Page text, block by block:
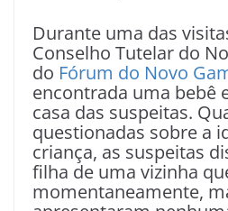
Durante uma das
Conselho Tutelar do
do Fórum do Novo
encontrada uma bebê
casa das suspeitas.
questionadas sobre a
criança, as suspeitas
filha de uma vizinha
momentaneamente,